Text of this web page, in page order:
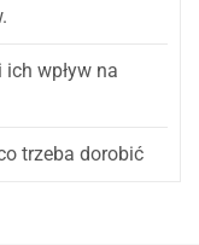
wpływ na
trzeba dorobić